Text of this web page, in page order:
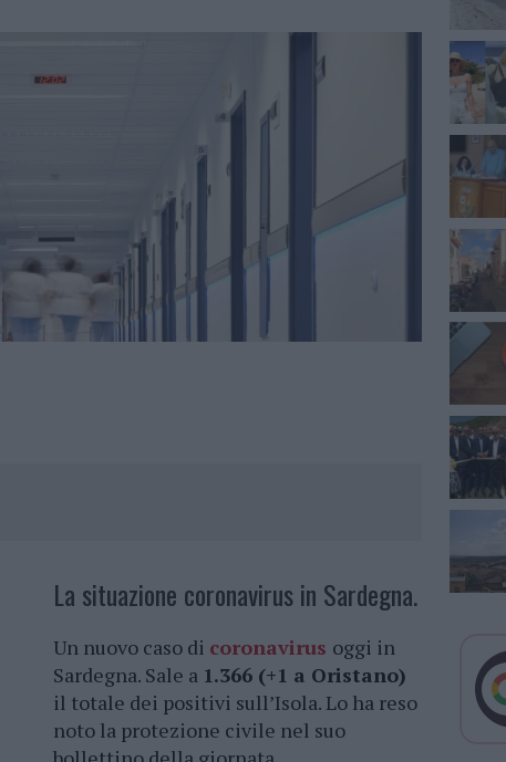
La situazione coronavirus in Sardegna.
Un nuovo caso di coronavirus oggi in
Sardegna. Sale a 1.366 (+1 a Oristano)
il totale dei positivi sull’Isola. Lo ha reso
noto la protezione civile nel suo